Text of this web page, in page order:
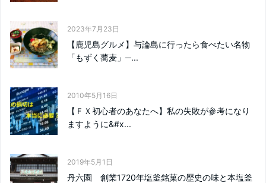
2023年7月23日
【鹿児島グルメ】与論島に行ったら食べたい名物
「もずく蕎麦」─...
2010年5月16日
【ＦＸ初心者のあなたへ】私の失敗が参考になり
ますように&#x...
2019年5月1日
丹六園 創業1720年塩釜銘菓の歴史の味と本塩釜